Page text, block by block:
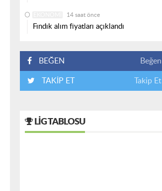
14 saat önce
Fındık alım fiyatları açıklandı
BEĞEN Beğen
TAKİP ET Takip Et
LIG TABLOSU